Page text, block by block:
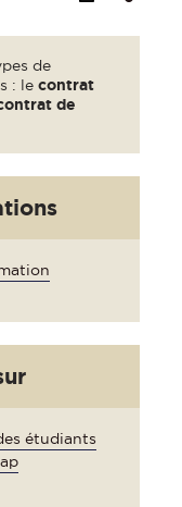
de
: le contrat
de
étudiants